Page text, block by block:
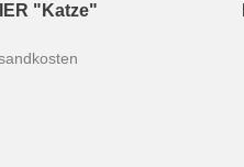
"Katze"